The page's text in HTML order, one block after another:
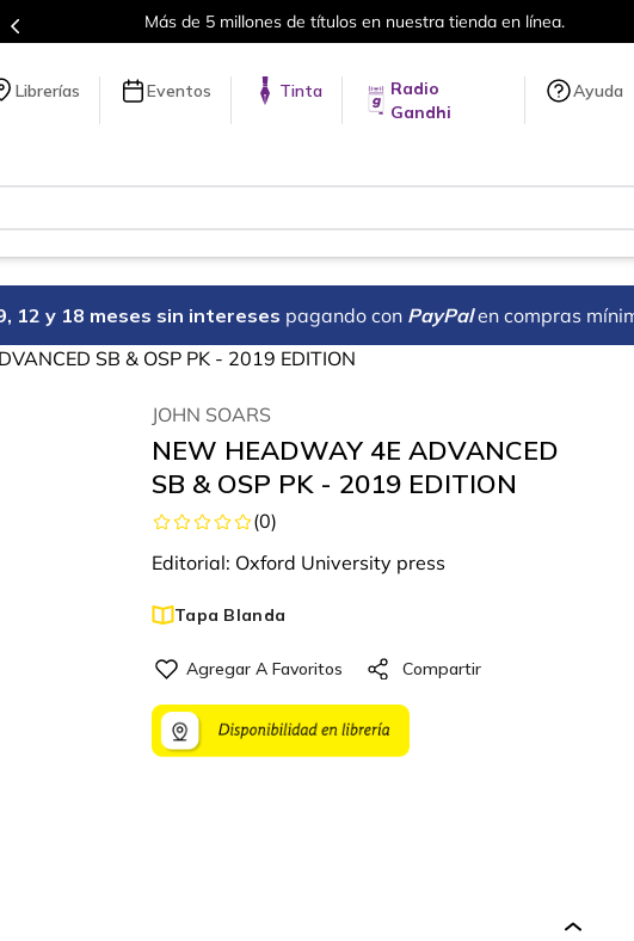
Más de 5 millones de títulos en nuestra tienda en línea.
Librerías Eventos Tinta
Radio
Gandhi
Ayuda
12 y 18 meses sin intereses pagando con PayPal en compras
SB & OSP PK - 2019 EDITION
JOHN SOARS
NEW HEADWAY 4E ADVANCED
SB & OSP PK - 2019 EDITION
(0)
Editorial: Oxford University press
Tapa Blanda